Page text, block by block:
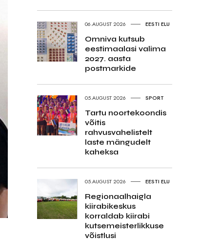
06.AUGUST 2026 EESTI ELU
Omniva kutsub
eestimaalasi valima
2027. aasta
postmarkide
05.AUGUST 2026 SPORT
Tartu noortekoondis
võitis
rahvusvahelistelt
laste mängudelt
kaheksa
05.AUGUST 2026 EESTI ELU
Regionaalhaigla
kiirabikeskus
korraldab kiirabi
kutsemeisterlikkuse
võistlusi